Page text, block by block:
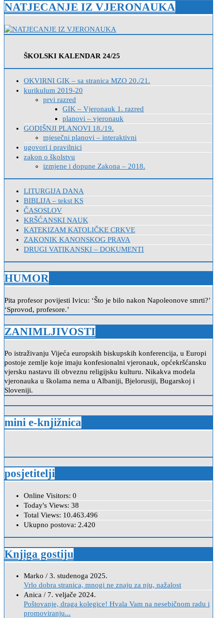
NATJECANJE IZ VJERONAUKA
ŠKOLSKI KALENDAR 24/25
OKVIRNI GIK – sa stranica MZO 20./21.
kurikulum 2019-20
prvi razred
GIK – Vjeronauk 1. razred
planovi – vjeronauk
GODIŠNJI PLANOVI 18./19.
mjesečni planovi – interaktivni
ugovori i pravilnici
zakon o školstvu
izmjene i dopune Zakona – 2018.
LITURGIJA DANA
BIBLIJA – tekst KS
ČASOSLOV
KRŠĆANSKI NAUK
KATEKIZAM KATOLIČKE CRKVE
ZAKONIK KANONSKOG PRAVA
DRUGI VATIKANSKI – DOKUMENTI
HUMOR
Pita profesor povijesti Ivicu: ‘Što je bilo nakon Napoleonove smrti?’
‘Sprovod, profesore.’
ZANIMLJIVOSTI
Po istraživanju Vijeća europskih biskupskih konferencija, u Europi
postoje zemlje koje imaju konfesionalni vjeronauk, općekršćansku
vjersku nastavu ili obveznu religijsku kulturu. Nikakva modela
vjeronauka u školama nema u Albaniji, Bjelorusiji, Bugarskoj i
Sloveniji.
mini e-knjižnica
posjetitelji
Online Visitors: 0
Today's Views: 38
Total Views: 10.463.496
Ukupno postova: 2.420
Knjiga gostiju
Marko / 3. studenoga 2025.
Vrlo dobra stranica, mnogi ne znaju za nju, nažalost
Anica / 7. veljače 2024.
Poštovanje, draga kolegice! Hvala Vam na nesebičnom radu i
promoviranju...